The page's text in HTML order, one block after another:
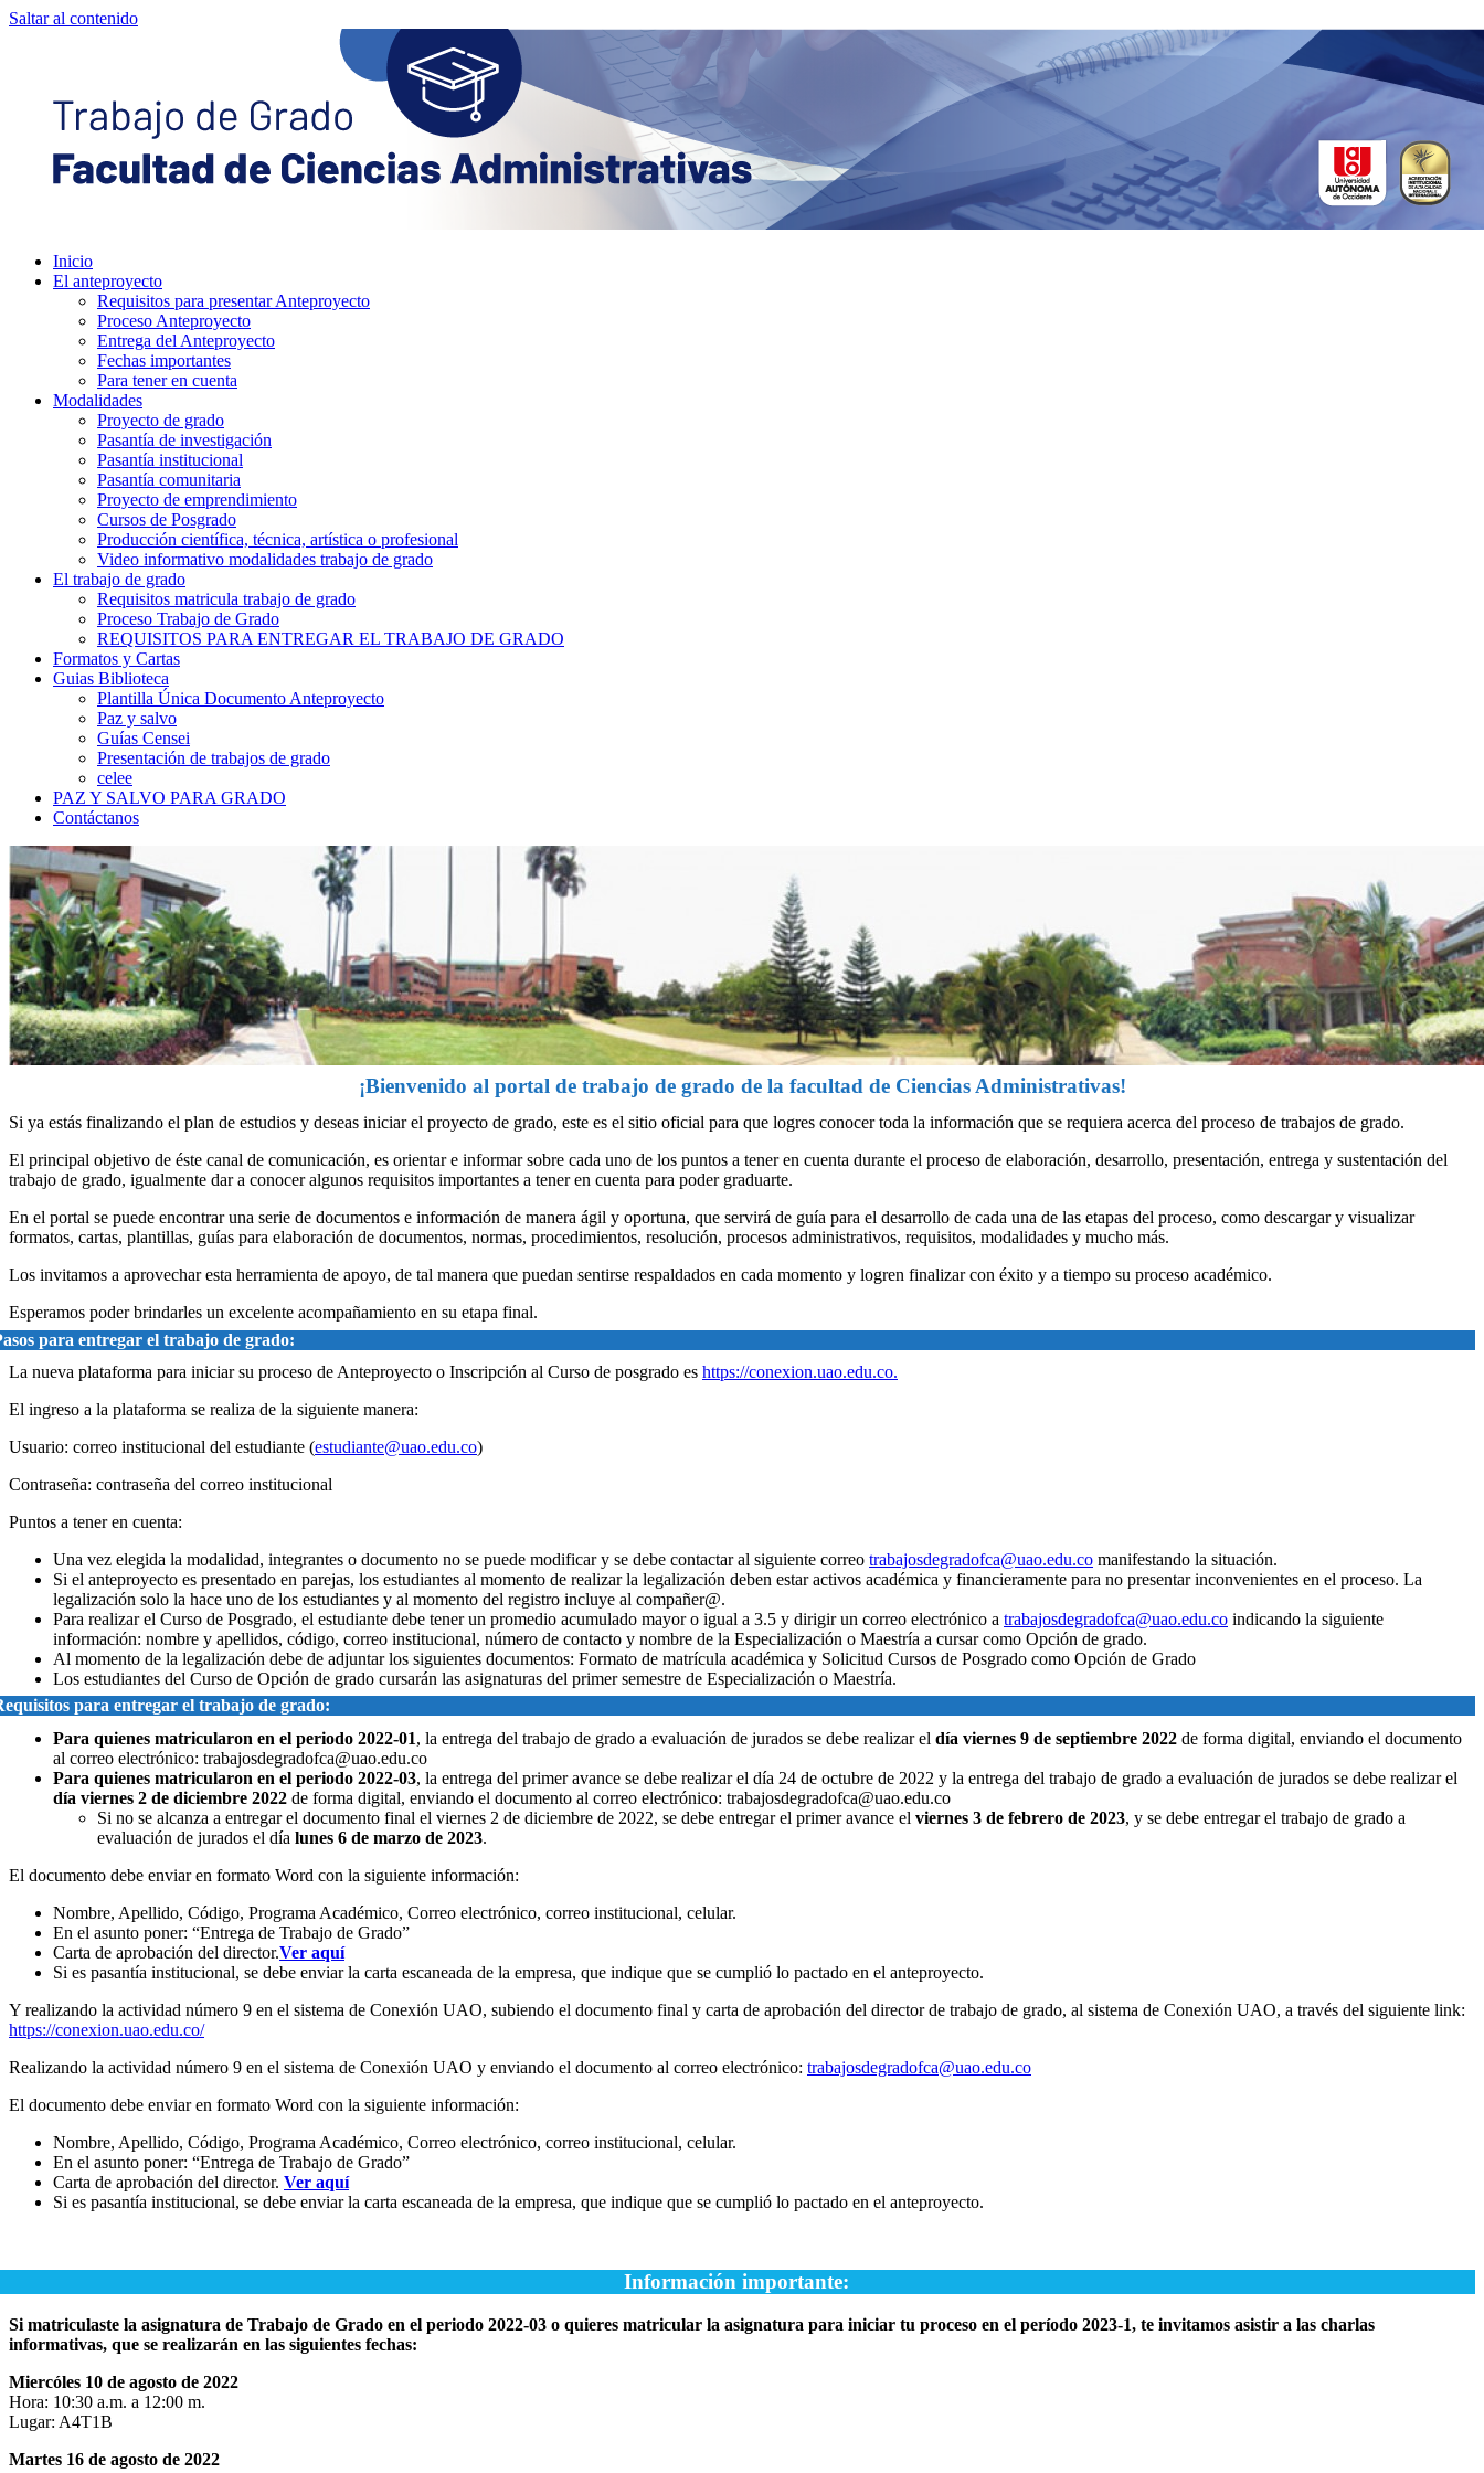
Saltar al contenido
Proceso de grado facultad de Ciencias Administrativas UAO
Inicio
El anteproyecto
Requisitos para presentar Anteproyecto
Proceso Anteproyecto
Entrega del Anteproyecto
Fechas importantes
Para tener en cuenta
Modalidades
Proyecto de grado
Pasantía de investigación
Pasantía institucional
Pasantía comunitaria
Proyecto de emprendimiento
Cursos de Posgrado
Producción científica, técnica, artística o profesional
Video informativo modalidades trabajo de grado
El trabajo de grado
Requisitos matricula trabajo de grado
Proceso Trabajo de Grado
REQUISITOS PARA ENTREGAR EL TRABAJO DE GRADO
Formatos y Cartas
Guias Biblioteca
Plantilla Única Documento Anteproyecto
Paz y salvo
Guías Censei
Presentación de trabajos de grado
celee
PAZ Y SALVO PARA GRADO
Contáctanos
¡Bienvenido al portal de trabajo de grado de la facultad de Ciencias Administrativas!
Si ya estás finalizando el plan de estudios y deseas iniciar el proyecto de grado, este es el sitio oficial para que logres conocer toda la información que se requiera acerca del proceso de trabajos de grado.
El principal objetivo de éste canal de comunicación, es orientar e informar sobre cada uno de los puntos a tener en cuenta durante el proceso de elaboración, desarrollo, presentación, entrega y sustentación del
trabajo de grado, igualmente dar a conocer algunos requisitos importantes a tener en cuenta para poder graduarte.
En el portal se puede encontrar una serie de documentos e información de manera ágil y oportuna, que servirá de guía para el desarrollo de cada una de las etapas del proceso, como descargar y visualizar
formatos, cartas, plantillas, guías para elaboración de documentos, normas, procedimientos, resolución, procesos administrativos, requisitos, modalidades y mucho más.
Los invitamos a aprovechar esta herramienta de apoyo, de tal manera que puedan sentirse respaldados en cada momento y logren finalizar con éxito y a tiempo su proceso académico.
Esperamos poder brindarles un excelente acompañamiento en su etapa final.
para entregar el trabajo de grado:
La nueva plataforma para iniciar su proceso de Anteproyecto o Inscripción al Curso de posgrado es https://conexion.uao.edu.co.
El ingreso a la plataforma se realiza de la siguiente manera:
Usuario: correo institucional del estudiante (estudiante@uao.edu.co)
Contraseña: contraseña del correo institucional
Puntos a tener en cuenta:
Una vez elegida la modalidad, integrantes o documento no se puede modificar y se debe contactar al siguiente correo trabajosdegradofca@uao.edu.co manifestando la situación.
Si el anteproyecto es presentado en parejas, los estudiantes al momento de realizar la legalización deben estar activos académica y financieramente para no presentar inconvenientes en el proceso. La
legalización solo la hace uno de los estudiantes y al momento del registro incluye al compañer@.
Para realizar el Curso de Posgrado, el estudiante debe tener un promedio acumulado mayor o igual a 3.5 y dirigir un correo electrónico a trabajosdegradofca@uao.edu.co indicando la siguiente
información: nombre y apellidos, código, correo institucional, número de contacto y nombre de la Especialización o Maestría a cursar como Opción de grado.
Al momento de la legalización debe de adjuntar los siguientes documentos: Formato de matrícula académica y Solicitud Cursos de Posgrado como Opción de Grado
Los estudiantes del Curso de Opción de grado cursarán las asignaturas del primer semestre de Especialización o Maestría.
para entregar el trabajo de grado:
Para quienes matricularon en el periodo 2022-01, la entrega del trabajo de grado a evaluación de jurados se debe realizar el día viernes 9 de septiembre 2022 de forma digital, enviando el documento
al correo electrónico: trabajosdegradofca@uao.edu.co
Para quienes matricularon en el periodo 2022-03, la entrega del primer avance se debe realizar el día 24 de octubre de 2022 y la entrega del trabajo de grado a evaluación de jurados se debe realizar el
día viernes 2 de diciembre 2022 de forma digital, enviando el documento al correo electrónico: trabajosdegradofca@uao.edu.co
Si no se alcanza a entregar el documento final el viernes 2 de diciembre de 2022, se debe entregar el primer avance el viernes 3 de febrero de 2023, y se debe entregar el trabajo de grado a
evaluación de jurados el día lunes 6 de marzo de 2023.
El documento debe enviar en formato Word con la siguiente información:
Nombre, Apellido, Código, Programa Académico, Correo electrónico, correo institucional, celular.
En el asunto poner: “Entrega de Trabajo de Grado”
Carta de aprobación del director.Ver aquí
Si es pasantía institucional, se debe enviar la carta escaneada de la empresa, que indique que se cumplió lo pactado en el anteproyecto.
Y realizando la actividad número 9 en el sistema de Conexión UAO, subiendo el documento final y carta de aprobación del director de trabajo de grado, al sistema de Conexión UAO, a través del siguiente link:
https://conexion.uao.edu.co/
Realizando la actividad número 9 en el sistema de Conexión UAO y enviando el documento al correo electrónico: trabajosdegradofca@uao.edu.co
El documento debe enviar en formato Word con la siguiente información:
Nombre, Apellido, Código, Programa Académico, Correo electrónico, correo institucional, celular.
En el asunto poner: “Entrega de Trabajo de Grado”
Carta de aprobación del director. Ver aquí
Si es pasantía institucional, se debe enviar la carta escaneada de la empresa, que indique que se cumplió lo pactado en el anteproyecto.
Información importante:
Si matriculaste la asignatura de Trabajo de Grado en el periodo 2022-03 o quieres matricular la asignatura para iniciar tu proceso en el período 2023-1, te invitamos asistir a las charlas
informativas, que se realizarán en las siguientes fechas:
Miercóles 10 de agosto de 2022
Hora: 10:30 a.m. a 12:00 m.
Lugar: A4T1B
Martes 16 de agosto de 2022